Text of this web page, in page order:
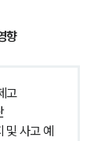
향
고
및 사고 예